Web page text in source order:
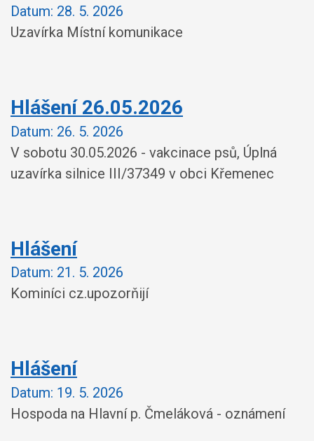
Datum: 28. 5. 2026
Uzavírka Místní komunikace
Hlášení 26.05.2026
Datum: 26. 5. 2026
V sobotu 30.05.2026 - vakcinace psů, Úplná
uzavírka silnice III/37349 v obci Křemenec
Hlášení
Datum: 21. 5. 2026
Kominíci cz.upozorňijí
Hlášení
Datum: 19. 5. 2026
Hospoda na Hlavní p. Čmeláková - oznámení